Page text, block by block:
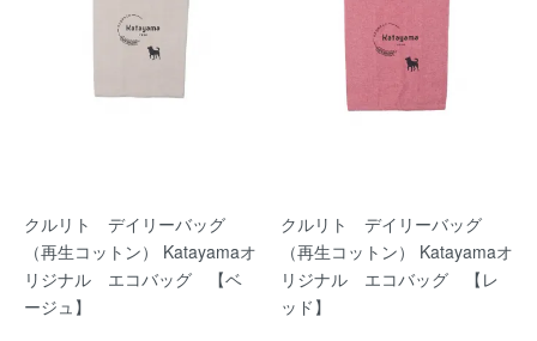
クルリト デイリーバッグ
（再生コットン） Katayamaオ
リジナル エコバッグ 【ベ
ージュ】
クルリト デイリーバッグ
（再生コットン） Katayamaオ
リジナル エコバッグ 【レ
ッド】